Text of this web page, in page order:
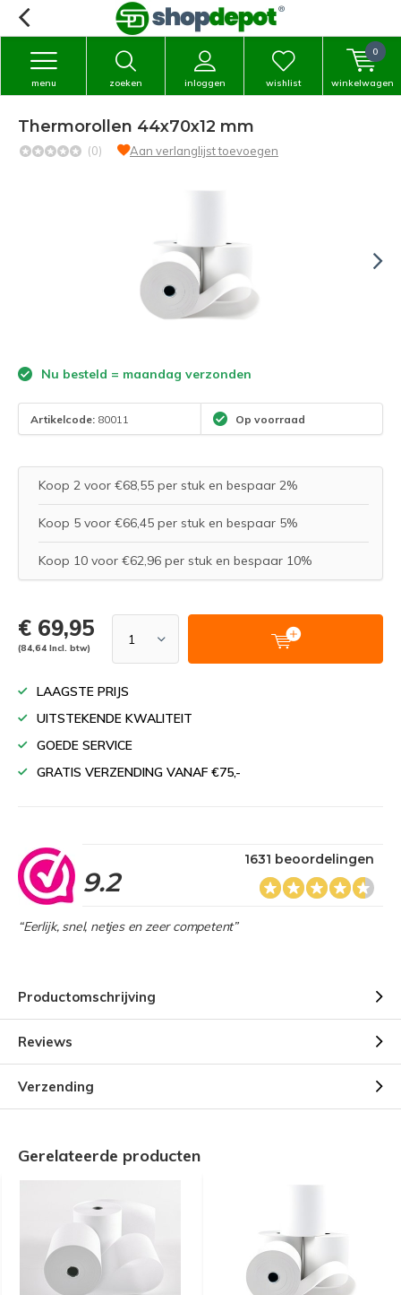
zoeken inloggen
menu wishlist winkelwagen
0
Thermorollen 44x70x12 mm
(0) Aan verlanglijst toevoegen
Nu besteld = maandag verzonden
Artikelcode: 80011 Op voorraad
Koop 2 voor €68,55 per stuk en bespaar 2%
Koop 5 voor €66,45 per stuk en bespaar 5%
Koop 10 voor €62,96 per stuk en bespaar 10%
€ 69,95
(84,64 Incl. btw)
LAAGSTE PRIJS
UITSTEKENDE KWALITEIT
GOEDE SERVICE
GRATIS VERZENDING VANAF €75,-
9.2
1631 beoordelingen
“Eerlijk, snel, netjes en zeer competent”
Productomschrijving
Reviews
Verzending
Gerelateerde producten